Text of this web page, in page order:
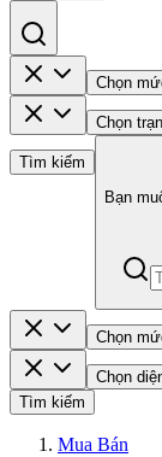
Chọn
Chọn
Tìm kiếm
Bạn
Chọn
Chọn
Tìm kiếm
Mua Bán